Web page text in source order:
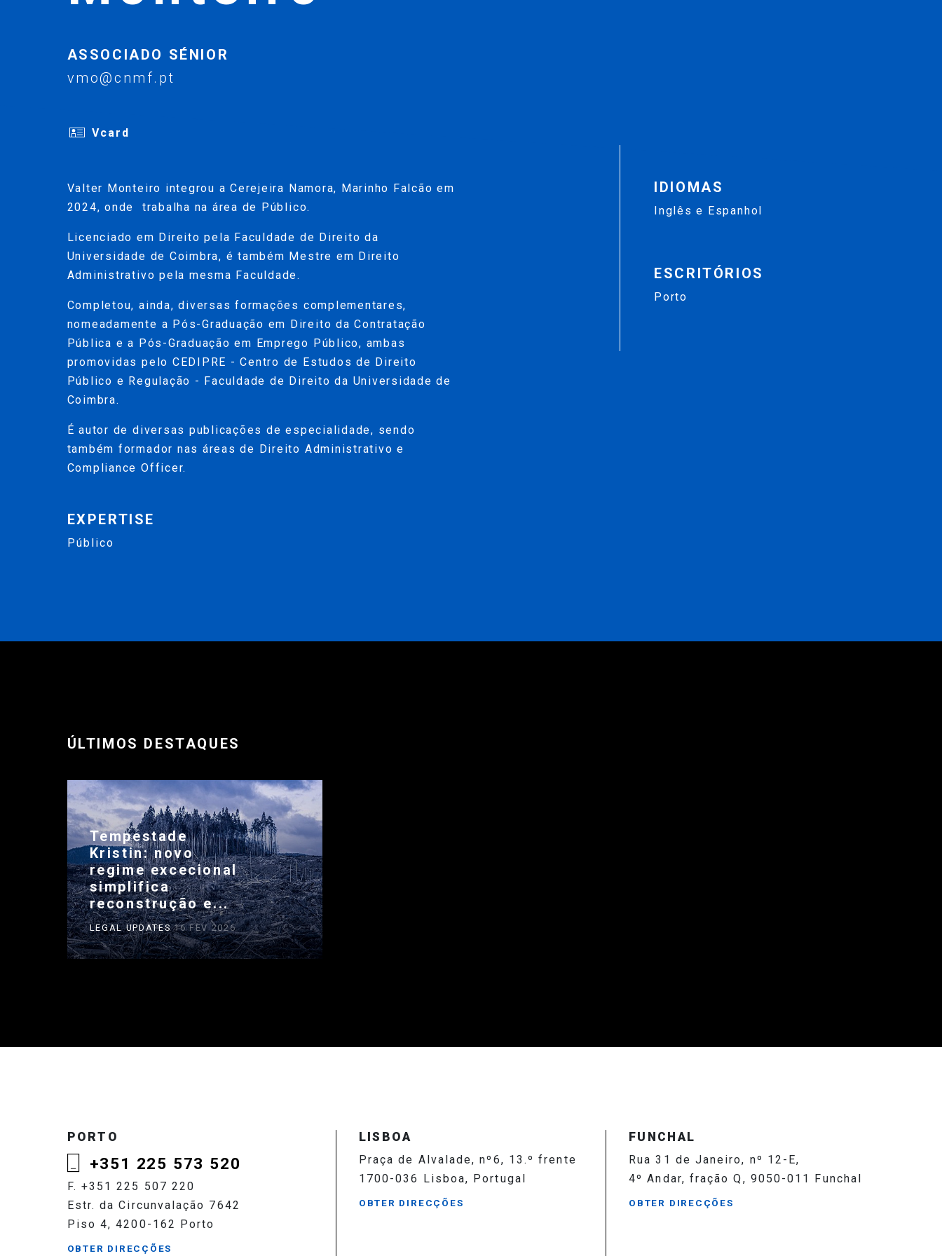
ASSOCIADO SÉNIOR
vmo@cnmf.pt
Vcard
Valter Monteiro integrou a Cerejeira Namora, Marinho Falcão em
2024, onde trabalha na área de Público.
Licenciado em Direito pela Faculdade de Direito da
Universidade de Coimbra, é também Mestre em Direito
Administrativo pela mesma Faculdade.
Completou, ainda, diversas formações complementares,
nomeadamente a Pós-Graduação em Direito da Contratação
Pública e a Pós-Graduação em Emprego Público, ambas
promovidas pelo CEDIPRE - Centro de Estudos de Direito
Público e Regulação - Faculdade de Direito da Universidade de
Coimbra.
É autor de diversas publicações de especialidade, sendo
também formador nas áreas de Direito Administrativo e
Compliance Officer.
EXPERTISE
Público
IDIOMAS
Inglês e Espanhol
ESCRITÓRIOS
Porto
ÚLTIMOS DESTAQUES
Tempestade
Kristin: novo
regime excecional
simplifica
reconstrução e...
LEGAL UPDATES16 FEV 2026
PORTO
+351 225 573 520
F. +351 225 507 220
Estr. da Circunvalação 7642
Piso 4, 4200-162 Porto
OBTER DIRECÇÕES
LISBOA
Praça de Alvalade, nº6, 13.º frente
1700-036 Lisboa, Portugal
OBTER DIRECÇÕES
FUNCHAL
Rua 31 de Janeiro, nº 12-E,
4º Andar, fração Q, 9050-011 Funchal
OBTER DIRECÇÕES